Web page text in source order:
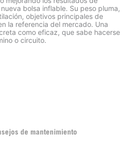
bolsa inflable. Su peso pluma,
objetivos principales de
la referencia del mercado. Una
como eficaz, que sabe hacerse
o circuito.
de mantenimiento